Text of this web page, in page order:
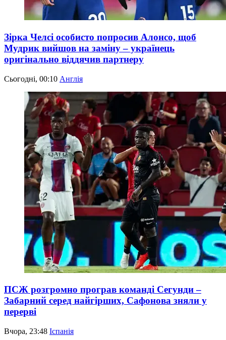
Зірка Челсі особисто попросив Алонсо, щоб
Мудрик вийшов на заміну – українець
оригінально віддячив партнеру
Сьогодні, 00:10 Англія
ПСЖ розгромно програв команді Сегунди –
Забарний серед найгірших, Сафонова зняли у
перерві
Вчора, 23:48 Іспанія